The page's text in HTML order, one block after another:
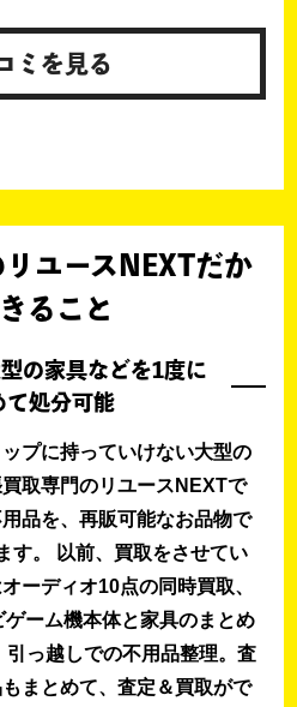
ミを見る
ユースNEXTだか
ること
の家具などを1度に
て処分可能
プに持っていけない大型の
取専門のリユースNEXTで
品を、再販可能なお品物で
す。 以前、買取をさせてい
ーディオ10点の同時買取、
ーム機本体と家具のまとめ
っ越しでの不用品整理。査
まとめて、査定＆買取がで